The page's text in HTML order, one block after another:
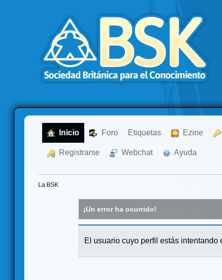
Inicio Foro Etiquetas Ezine
Registrarse Webchat Ayuda
La BSK
¡Un error ha ocurrido!
El usuario cuyo perfil estás intentando